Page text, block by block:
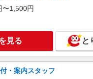
【docomo】人気機種に詳
時給1600円〜 ※残業代
+゜ 入社祝い金10万円支給(規定有) お
頂くと, インセンティブ支給(規定有
い・週払い可能（規程有）
+゜・。○。・゜+゜
東京都豊島区のdocomo
ープ
〜1,500円
見る と
・案内スタッフ